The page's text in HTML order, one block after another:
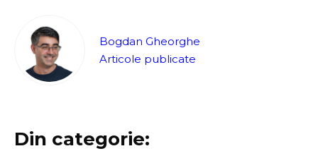
Bogdan Gheorghe
Articole publicate
Din categorie: